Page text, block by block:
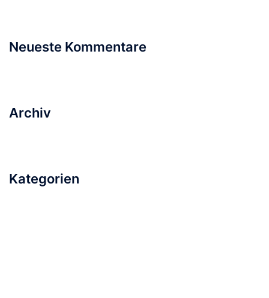
Neueste Kommentare
Archiv
Kategorien